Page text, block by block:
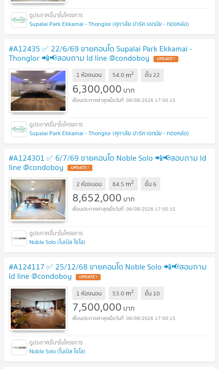
Supalai Park Ekkamai - Thonglor (ศุภาลัย ปาร์ค เอกมัย - ทองหล่อ)
#A12435 ✅ 22/6/69 ขายคอนโด Supalai Park Ekkamai -
Thonglor 📲📢สอบถาม ld line @condoboy UPDATE !
1 ห้องนอน 54.0 m2 ชั้น22
6,300,000 บาท
06/08/2026 17:00:15
Supalai Park Ekkamai - Thonglor (ศุภาลัย ปาร์ค เอกมัย - ทองหล่อ)
#A124301 ✅ 6/7/69 ขายคอนโด Noble Solo 📲📢สอบถาม ld
line @condoboy UPDATE !
2 ห้องนอน 84.5 m2 ชั้น6
8,652,000 บาท
06/08/2026 17:00:15
Noble Solo (โนเบิล โซโล)
#A124117 ✅ 25/12/68 ขายคอนโด Noble Solo 📲📢สอบถาม
ld line @condoboy UPDATE !
1 ห้องนอน 53.0 m2 ชั้น 10
7,500,000 บาท
06/08/2026 17:00:15
Noble Solo (โนเบิล โซโล)